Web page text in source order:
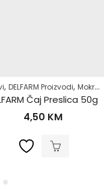
, Majke i djeca,Zdrav život
, DELFARM Proizvodi, Mokraćni sistem
Čaj Preslica 50g
4,50 KM